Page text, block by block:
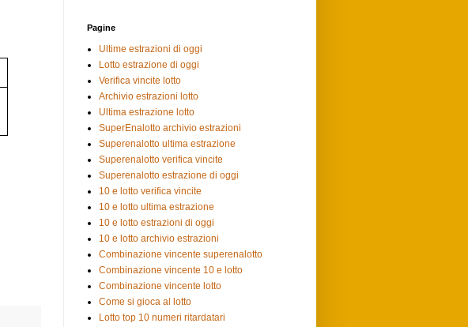
Pagine
Ultime estrazioni di oggi
Lotto estrazione di oggi
Verifica vincite lotto
Archivio estrazioni lotto
Ultima estrazione lotto
SuperEnalotto archivio estrazioni
Superenalotto ultima estrazione
Superenalotto verifica vincite
Superenalotto estrazione di oggi
10 e lotto verifica vincite
10 e lotto ultima estrazione
10 e lotto estrazioni di oggi
10 e lotto archivio estrazioni
Combinazione vincente superenalotto
Combinazione vincente 10 e lotto
Combinazione vincente lotto
Come si gioca al lotto
Lotto top 10 numeri ritardatari